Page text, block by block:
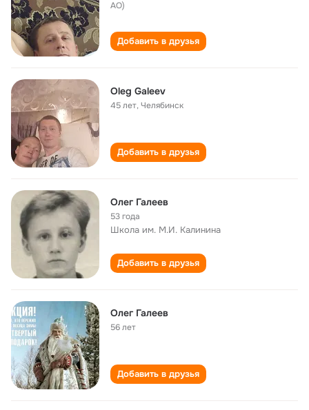
АО)
Добавить в друзья
Oleg Galeev
45 лет,Челябинск
Добавить в друзья
Олег Галеев
53 года
Школа им. М.И. Калинина
Добавить в друзья
Олег Галеев
56 лет
Добавить в друзья